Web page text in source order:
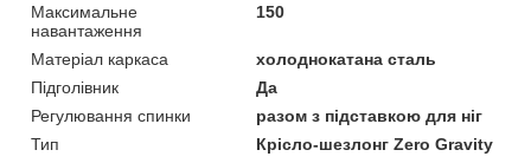
Максимальне
навантаження
150
Матеріал каркаса
холоднокатана сталь
Підголівник
Да
Регулювання спинки
разом з підставкою для ніг
Тип
Крісло-шезлонг Zero Gravity